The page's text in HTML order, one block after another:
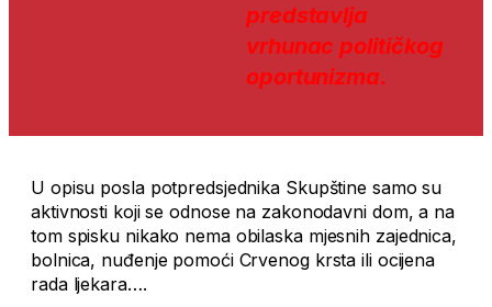
predstavlja
vrhunac političkog
oportunizma.
U opisu posla potpredsjednika Skupštine samo su
aktivnosti koji se odnose na zakonodavni dom, a na
tom spisku nikako nema obilaska mjesnih zajednica,
bolnica, nuđenje pomoći Crvenog krsta ili ocijena
rada ljekara….